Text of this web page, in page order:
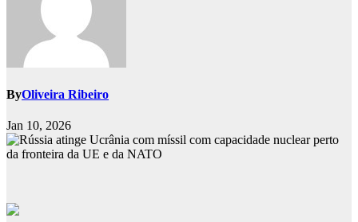
ByOliveira Ribeiro
Jan 10, 2026